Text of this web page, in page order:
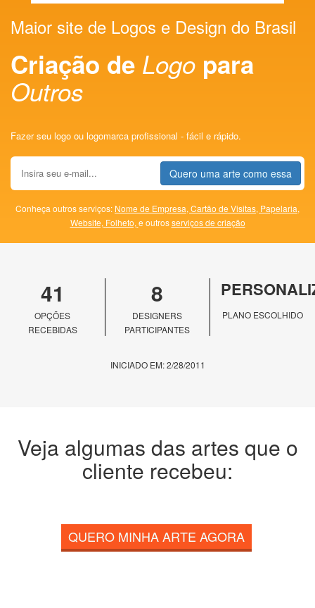
Maior site de Logos e Design do Brasil
Criação de Logo para
Outros
Fazer seu logo ou logomarca profissional - fácil e rápido.
Quero uma arte como essa
Conheça outros serviços: Nome de Empresa, Cartão de Visitas, Papelaria,
Website, Folheto, e outrosserviços de criação
41
OPÇÕES
RECEBIDAS
8
DESIGNERS
PARTICIPANTES
PLANO ESCOLHIDO
INICIADO EM: 2/28/2011
Veja algumas das artes que o
cliente recebeu:
QUERO MINHA ARTE AGORA